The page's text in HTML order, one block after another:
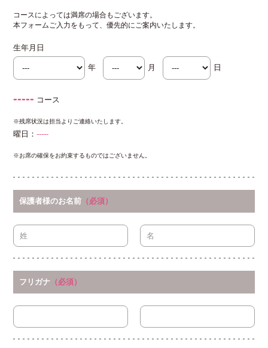
コースによっては満席の場合もございます。
本フォームご入力をもって、優先的にご案内いたします。
生年月日
年 月 日
----- コース
※残席状況は担当よりご連絡いたします。
曜日：-----
※お席の確保をお約束するものではございません。
保護者様のお名前 （必須）
フリガナ （必須）